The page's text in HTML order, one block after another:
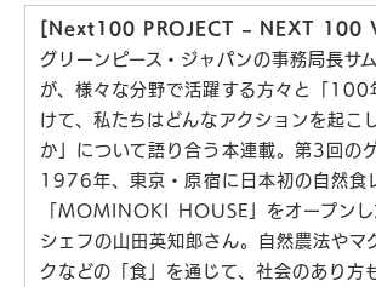
[Next100 PROJECT –
NEXT 100
グリーンピース・ジャパンの事務局長サ
が、様々な分野で活躍する方々と「100
けて、私たちはどんなアクションを起こ
か」について語り合う本連載。第3回の
1976年、東京・原宿に日本初の自然食
「MOMINOKI HOUSE」をオープンし
シェフの山田英知郎さん。自然農法やマ
クなどの「食」を通じて、社会のあり方